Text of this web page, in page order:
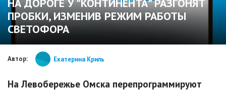
НА ДОРОГЕ У "КОНТИНЕНТА" РАЗГОНЯТ
ПРОБКИ, ИЗМЕНИВ РЕЖИМ РАБОТЫ
СВЕТОФОРА
Автор: Екатерина Криль
На Левобережье Омска перепрограммируют